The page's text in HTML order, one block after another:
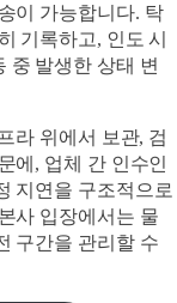
이 가능합니다. 탁
기록하고, 인도 시
중 발생한 상태 변
라 위에서 보관, 검
에, 업체 간 인수인
지연을 구조적으로
사 입장에서는 물
구간을 관리할 수